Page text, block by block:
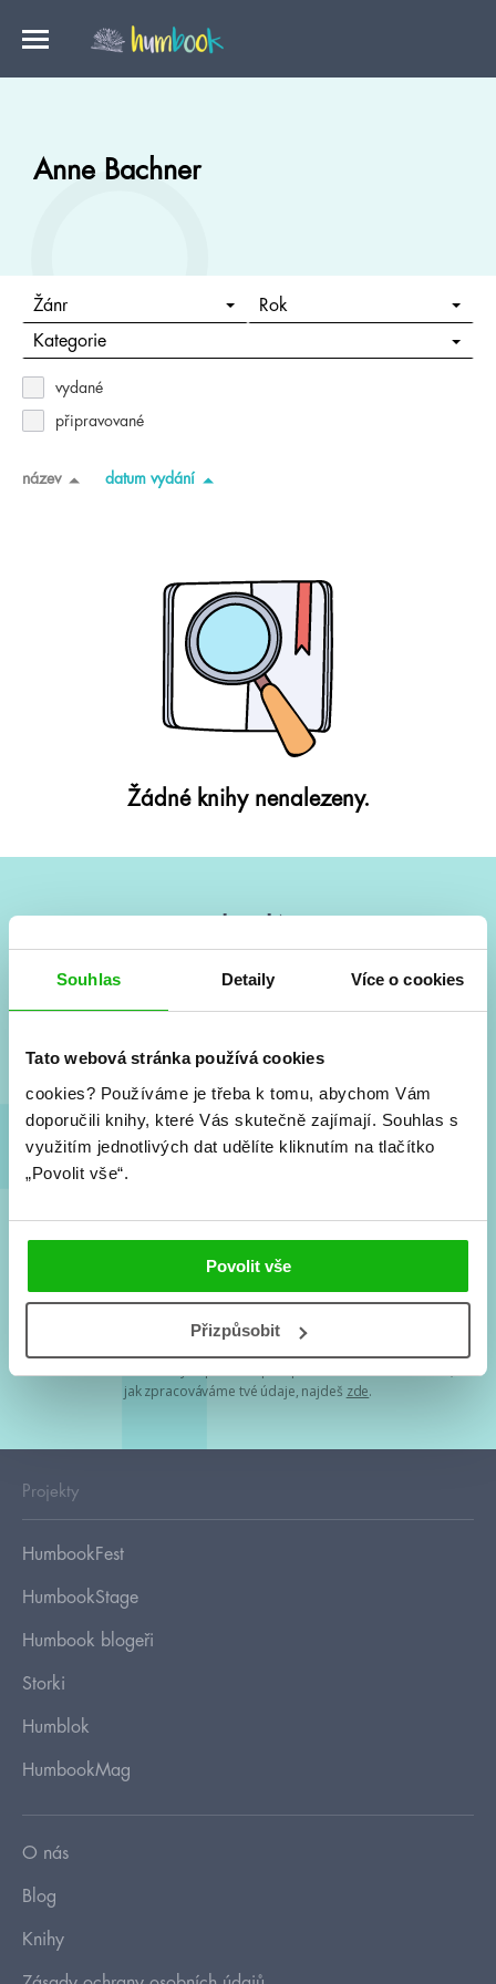
Souhlas Detaily Více o cookies
Tato webová stránka používá cookies
cookies? Používáme je třeba k tomu, abychom Vám
doporučili knihy, které Vás skutečně zajímají. Souhlas s
využitím jednotlivých dat udělíte kliknutím na tlačítko
„Povolit vše“.
Povolit vše
Přizpůsobit
Anne Bachner
Žánr Rok
Kategorie
vydané
připravované
název datum vydání
Žádné knihy nenalezeny.
Vše kolem #youngadult každý měsíc rovnou do mailu!
a seriálové adaptace a další.
Souhlasím spodmínkami zpracování osobních údajů
Tvá e-mailová adresa je u nás v bezpečí. Přečti si
jak zpracováváme tvé údaje, najdeš zde.
Projekty
HumbookFest
HumbookStage
Humbook blogeři
Storki
Humblok
HumbookMag
O nás
Blog
Knihy